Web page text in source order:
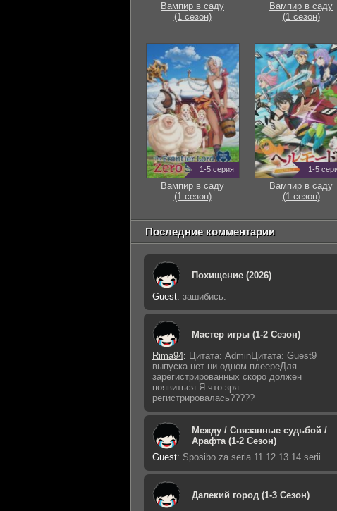
Вампир в саду
(1 сезон)
Вампир в саду
(1 сезон)
1-5 серия
Вампир в саду
(1 сезон)
1-5
Вампир в саду
(1 сезон)
Последние комментарии
Похищение (2026)
Guest: зашибись.
Мастер игры (1-2 Сезон)
Rima94: Цитата: AdminЦитата: Guest9
выпуска нет ни одном плеереДля
зарегистрированных скоро должен
появиться.Я что зря
регистрировалась?????
Между / Связанные судьбой /
Арафта (1-2 Сезон)
Guest: Sposibo za seria 11 12 13 14 serii
Далекий город (1-3 Сезон)